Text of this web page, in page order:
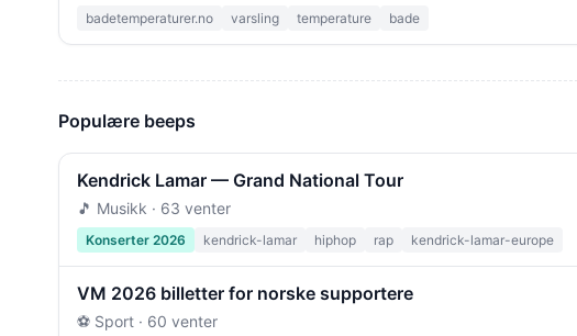
badetemperaturer.no varsling temperature bade
Populære beeps
Kendrick Lamar — Grand National Tour
🎵 Musikk · 63 venter
Konserter 2026 kendrick-lamar hiphop rap kendrick-lamar-europe
VM 2026 billetter for norske supportere
⚽ Sport · 60 venter